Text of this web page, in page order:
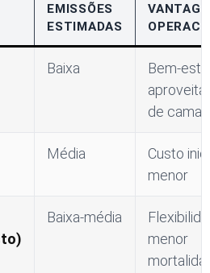
EMISSÕES
ESTIMADAS
Baixa
Bem-
de cama
Média
Custo
menor
Baixa-média
menor